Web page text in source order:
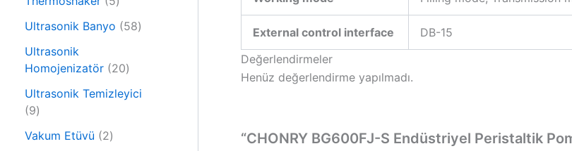
n
n
r
ü
n
Ultrasonik Banyo 585
ü
Ultrasonik
Homojenizatör 202
ü
Ultrasonik Temizleyici
99
r
Vakum Etüvü 22
External control interface
DB-15
Değerlendirmeler
Henüz değerlendirme yapılmadı.
“CHONRY BG600FJ-S Endüstriyel Peristaltik